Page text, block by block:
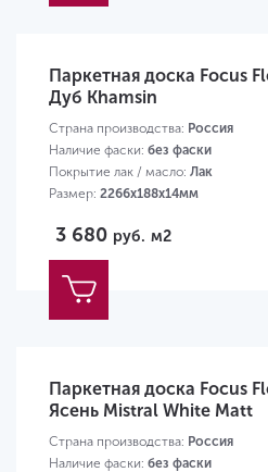
Паркетная доска Focus
Дуб Khamsin
Страна производства: Россия
Наличие фаски: без фаски
Покрытие лак / масло: Лак
Размер: 2266х188х14мм
3 680 руб. м2
Паркетная доска Focus
Ясень Mistral White Matt
Страна производства: Россия
Наличие фаски: без фаски